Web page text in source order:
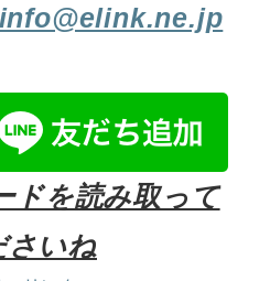
ドを読み取って
さいね